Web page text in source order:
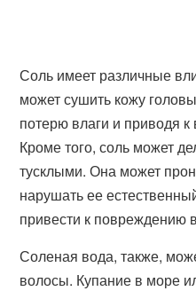
Соль имеет различные
может сушить кожу
потерю влаги и приводя
Кроме того, соль может
тусклыми. Она может
нарушать ее
привести к повреждению
Соленая вода, также,
волосы. Купание в море